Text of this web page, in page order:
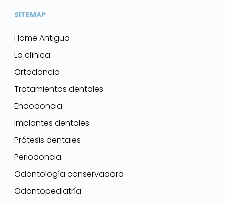
SITEMAP
Home Antigua
La clínica
Ortodoncia
Tratamientos dentales
Endodoncia
Implantes dentales
Prótesis dentales
Periodoncia
Odontología conservadora
Odontopediatría